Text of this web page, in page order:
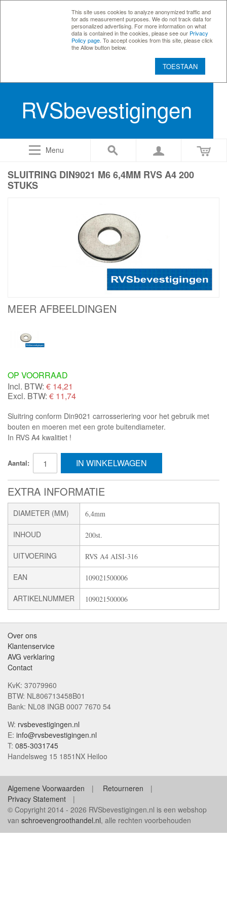
This site uses cookies to analyze anonymized traffic and
for ads measurement purposes. We do not track data for
personalized advertising. For more information on what
data is contained in the cookies, please see our Privacy
Policy page . To accept cookies from this site, please click
the Allow button below.
TOESTAAN
RVSbevestigingen
Menu
SLUITRING DIN9021 M6 6,4MM RVS A4 200
STUKS
MEER AFBEELDINGEN
OP VOORRAAD
Incl. BTW: € 14,21
Excl. BTW: € 11,74
Sluitring conform Din9021 carrosseriering voor het gebruik met
bouten en moeren met een grote buitendiameter.
In RVS A4 kwalitiet !
Aantal: IN WINKELWAGEN
EXTRA INFORMATIE
DIAMETER (MM) 6,4mm
INHOUD 200st.
UITVOERING RVS A4 AISI-316
EAN 109021500006
ARTIKELNUMMER 109021500006
Over ons
Klantenservice
AVG verklaring
Contact
KvK: 37079960
BTW: NL806713458B01
Bank: NL08 INGB 0007 7670 54
W: rvsbevestigingen.nl
E: info@rvsbevestigingen.nl
T: 085-3031745
Handelsweg 15 1851NX Heiloo
Algemene Voorwaarden
Retourneren
Privacy Statement
© Copyright 2014 - 2026 RVSbevestigingen.nl is een webshop
van schroevengroothandel.nl, alle rechten voorbehouden